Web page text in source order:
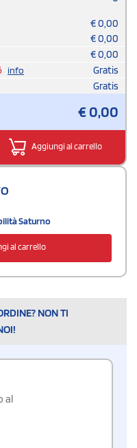
€0,00
€0,00
€0,00
info
Gratis
Gratis
€0,00
Aggiungi al carrello
Saturno
al carrello
NON TI
al